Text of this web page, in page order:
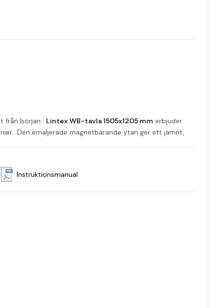
från början. Lintex WB-tavla 1505x1205 mm erbjuder
Den emaljerade magnetbärande ytan ger ett jämnt,
Instruktionsmanual